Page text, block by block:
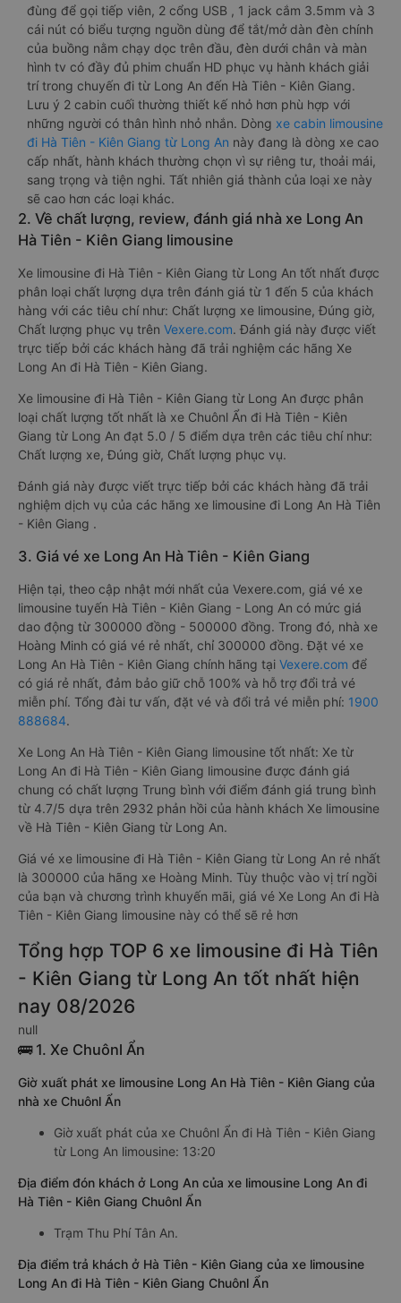
đùng để gọi tiếp viên, 2 cổng USB , 1 jack cắm 3.5mm và 3
cái nút có biểu tượng nguồn dùng để tắt/mở dàn đèn chính
của buồng nằm chạy dọc trên đầu, đèn dưới chân và màn
hình tv có đầy đủ phim chuẩn HD phục vụ hành khách giải
trí trong chuyến đi từ Long An đến Hà Tiên - Kiên Giang.
Lưu ý 2 cabin cuối thường thiết kế nhỏ hơn phù hợp với
những người có thân hình nhỏ nhắn. Dòng xe cabin limousine
đi Hà Tiên - Kiên Giang từ Long An này đang là dòng xe cao
cấp nhất, hành khách thường chọn vì sự riêng tư, thoải mái,
sang trọng và tiện nghi. Tất nhiên giá thành của loại xe này
sẽ cao hơn các loại khác.
2. Về chất lượng, review, đánh giá nhà xe Long An
Hà Tiên - Kiên Giang limousine
Xe limousine đi Hà Tiên - Kiên Giang từ Long An tốt nhất được
phân loại chất lượng dựa trên đánh giá từ 1 đến 5 của khách
hàng với các tiêu chí như: Chất lượng xe limousine, Đúng giờ,
Chất lượng phục vụ trên Vexere.com. Đánh giá này được viết
trực tiếp bởi các khách hàng đã trải nghiệm các hãng Xe
Long An đi Hà Tiên - Kiên Giang.
Xe limousine đi Hà Tiên - Kiên Giang từ Long An được phân
loại chất lượng tốt nhất là xe Chuônl Ẩn đi Hà Tiên - Kiên
Giang từ Long An đạt 5.0 / 5 điểm dựa trên các tiêu chí như:
Chất lượng xe, Đúng giờ, Chất lượng phục vụ.
Đánh giá này được viết trực tiếp bởi các khách hàng đã trải
nghiệm dịch vụ của các hãng xe limousine đi Long An Hà Tiên
- Kiên Giang .
3. Giá vé xe Long An Hà Tiên - Kiên Giang
Hiện tại, theo cập nhật mới nhất của Vexere.com, giá vé xe
limousine tuyến Hà Tiên - Kiên Giang - Long An có mức giá
dao động từ 300000 đồng - 500000 đồng. Trong đó, nhà xe
Hoàng Minh có giá vé rẻ nhất, chỉ 300000 đồng. Đặt vé xe
Long An Hà Tiên - Kiên Giang chính hãng tại Vexere.com để
có giá rẻ nhất, đảm bảo giữ chỗ 100% và hỗ trợ đổi trả vé
miễn phí. Tổng đài tư vấn, đặt vé và đổi trả vé miễn phí: 1900
888684.
Xe Long An Hà Tiên - Kiên Giang limousine tốt nhất: Xe từ
Long An đi Hà Tiên - Kiên Giang limousine được đánh giá
chung có chất lượng Trung bình với điểm đánh giá trung bình
từ 4.7/5 dựa trên 2932 phản hồi của hành khách Xe limousine
về Hà Tiên - Kiên Giang từ Long An.
Giá vé xe limousine đi Hà Tiên - Kiên Giang từ Long An rẻ nhất
là 300000 của hãng xe Hoàng Minh. Tùy thuộc vào vị trí ngồi
của bạn và chương trình khuyến mãi, giá vé Xe Long An đi Hà
Tiên - Kiên Giang limousine này có thể sẽ rẻ hơn
Tổng hợp TOP 6 xe limousine đi Hà Tiên
- Kiên Giang từ Long An tốt nhất hiện
nay 08/2026
null
🚌 1. Xe Chuônl Ẩn
Giờ xuất phát xe limousine Long An Hà Tiên - Kiên Giang của
nhà xe Chuônl Ẩn
Giờ xuất phát của xe Chuônl Ẩn đi Hà Tiên - Kiên Giang
từ Long An limousine: 13:20
Địa điểm đón khách ở Long An của xe limousine Long An đi
Hà Tiên - Kiên Giang Chuônl Ẩn
Trạm Thu Phí Tân An.
Địa điểm trả khách ở Hà Tiên - Kiên Giang của xe limousine
Long An đi Hà Tiên - Kiên Giang Chuônl Ẩn